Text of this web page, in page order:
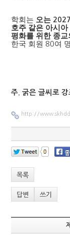
학회는 오는 2027
호주 같은 아시
평화를 위한 종
한국 회원 80여 명
주. 굵은 글씨로 강
http://
목록
답변 쓰기